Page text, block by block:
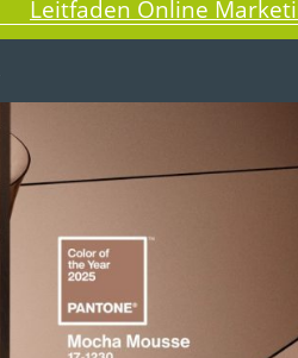
Leitfaden Online